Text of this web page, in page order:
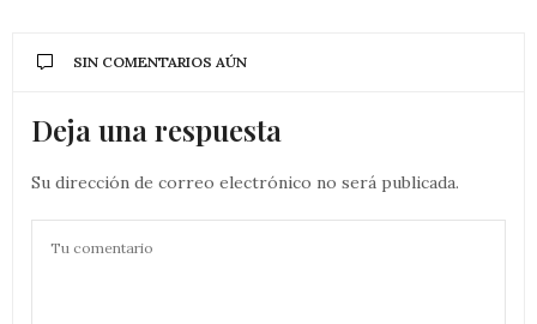
SIN COMENTARIOS AÚN
Deja una respuesta
Su dirección de correo electrónico no será publicada.